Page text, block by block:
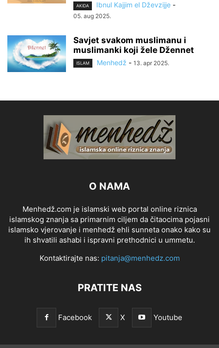
AKIDA Ibnul Kajjim el Dževzijje -
05. aug 2025.
Savjet svakom muslimanu i
muslimanki koji žele Džennet
ISLAM Menhedž - 13. apr 2025.
O NAMA
Menhedž.com je islamski web portal online riznica
islamskog znanja sa primarnim ciljem da čitaocima pojasni
islamsko vjerovanje i menhedž ehli sunneta onako kako su
ih shvatili ashabi i ispravni prethodnici u ummetu.
Kontaktirajte nas: pitanja@menhedz.com
PRATITE NAS
Facebook X Youtube